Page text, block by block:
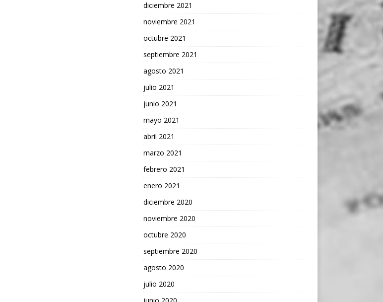
diciembre 2021
noviembre 2021
octubre 2021
septiembre 2021
agosto 2021
julio 2021
junio 2021
mayo 2021
abril 2021
marzo 2021
febrero 2021
enero 2021
diciembre 2020
noviembre 2020
octubre 2020
septiembre 2020
agosto 2020
julio 2020